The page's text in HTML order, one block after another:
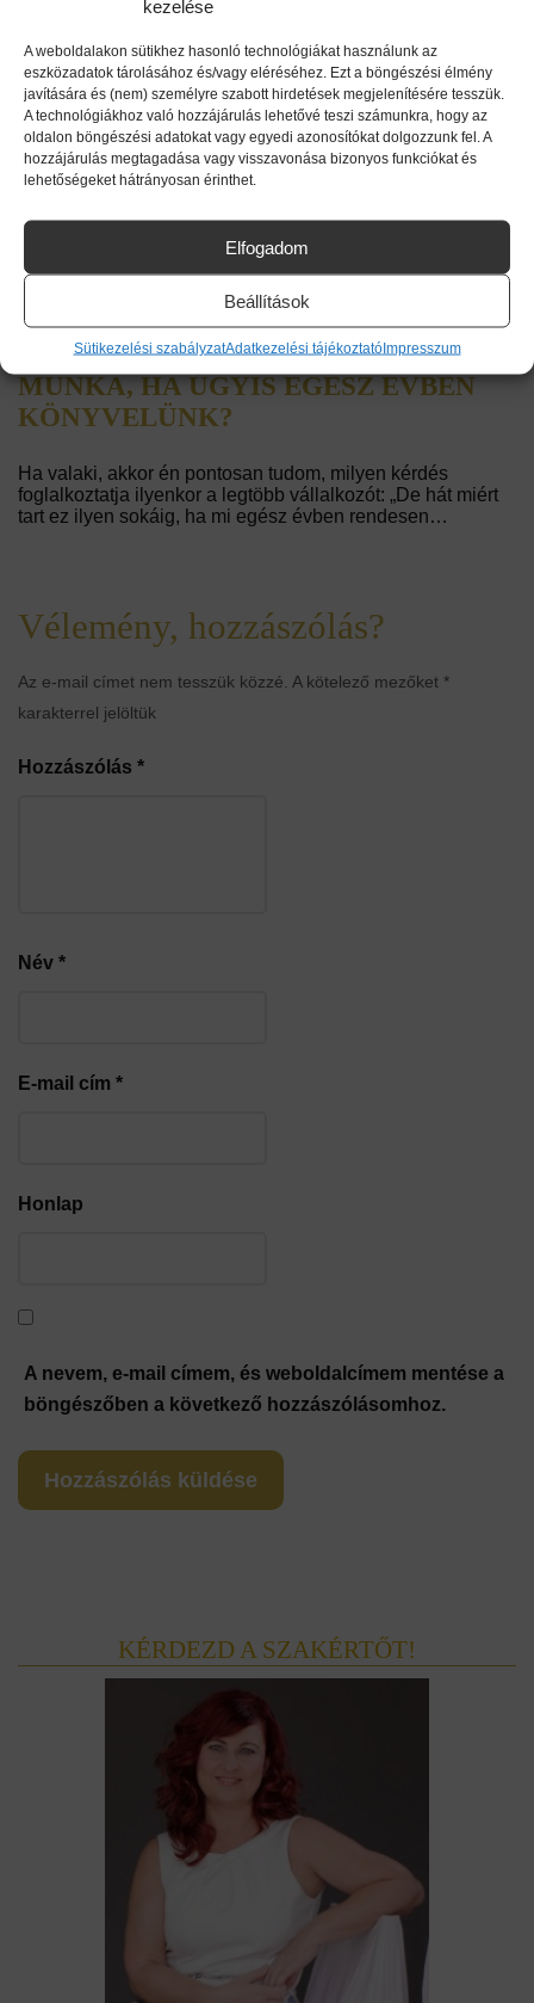
kezelése
A weboldalakon sütikhez hasonló technológiákat használunk az
eszközadatok tárolásához és/vagy eléréséhez. Ezt a böngészési élmény
javítására és (nem) személyre szabott hirdetések megjelenítésére tesszük.
A technológiákhoz való hozzájárulás lehetővé teszi számunkra, hogy az
oldalon böngészési adatokat vagy egyedi azonosítókat dolgozzunk fel. A
hozzájárulás megtagadása vagy visszavonása bizonyos funkciókat és
lehetőségeket hátrányosan érinthet.
Elfogadom
Beállítások
Sütikezelési szabályzatAdatkezelési tájékoztatóImpresszum
TANÁCSADÁS – AMIKOR NEM CSAK
BURKOLSZ, HANEM ÉPÍTED IS A
JÖVŐDET
Tudod, mennyi az a minimum óradíj, amiért még érdemes
hogy végre értékként lásd a saját munkádat. Egy inspiráló
MIÉRT TART OLYAN SOKÁIG AZ
ÉVZÁRÁS, ÉS MIÉRT OLYAN NAGY
MUNKA, HA ÚGYIS EGÉSZ ÉVBEN
KÖNYVELÜNK?
Ha valaki, akkor én pontosan tudom, milyen kérdés
foglalkoztatja ilyenkor a legtöbb vállalkozót: „De hát miért
tart ez ilyen sokáig, ha mi egész évben rendesen…
Vélemény, hozzászólás?
Az e-mail címet nem tesszük közzé. A kötelező mezőket *
karakterrel jelöltük
Hozzászólás *
Név *
E-mail cím *
Honlap
A nevem, e-mail címem, és weboldalcímem mentése a
böngészőben a következő hozzászólásomhoz.
KÉRDEZD A SZAKÉRTŐT!